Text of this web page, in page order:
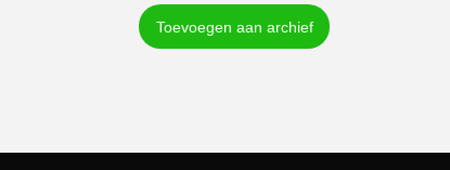
Toevoegen aan archief